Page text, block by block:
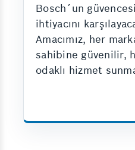
Bosch´un
ihtiyacını
Amacımız, her
sahibine güvenilir,
odaklı hizmet